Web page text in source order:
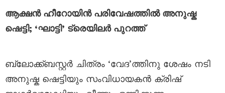
ആക്ഷൻ ഹീറോയിൻ പരിവേഷത്തിൽ അനുഷ്ക
ഷെട്ടി; ‘ഘാട്ടി’ ട്രെയിലർ പുറത്ത്
ബ്ലോക്ക്ബസ്റ്റർ ചിത്രം ‘വേദ’ത്തിനു ശേഷം നടി
അനുഷ്ക ഷെട്ടിയും സംവിധായകൻ ക്രിഷ്